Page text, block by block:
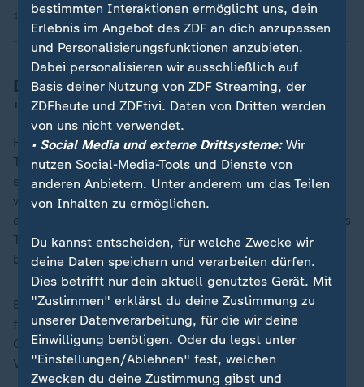
18.01.2026 | 0:26 min
Das sagen Kritiker zu Trumps
"Friedensrat"
Hauptpunkt der generellen Kritik an den Plänen
Trumps ist, dass der "Friedensrat" vollständig auf
seine Person zugeschnitten ist. Mitglied kann nur
werden, wer vom Vorsitzenden - also Donald Trump -
eingeladen wird. Festgeschrieben wird außerdem, dass
Trump die Befugnis hat, einen Nachfolger zu
benennen.
Ein Ersatz des Vorsitzenden könne nur "durch
freiwilligen Rücktritt oder aufgrund von
Geschäftsunfähigkeit erfolgen", wenn dies vom
Vorstand einstimmig beschlossen werde.
bestimmten Interaktionen ermöglicht uns, dein
Erlebnis im Angebot des ZDF an dich anzupassen
und Personalisierungsfunktionen anzubieten.
Dabei personalisieren wir ausschließlich auf
Basis deiner Nutzung von ZDF Streaming, der
ZDFheute und ZDFtivi. Daten von Dritten werden
von uns nicht verwendet.
• Social Media und externe Drittsysteme:Wir
nutzen Social-Media-Tools und Dienste von
anderen Anbietern. Unter anderem um das Teilen
von Inhalten zu ermöglichen.
Du kannst entscheiden, für welche Zwecke wir
deine Daten speichern und verarbeiten dürfen.
Dies betrifft nur dein aktuell genutztes Gerät. Mit
"Zustimmen" erklärst du deine Zustimmung zu
unserer Datenverarbeitung, für die wir deine
Einwilligung benötigen. Oder du legst unter
"Einstellungen/Ablehnen" fest, welchen
Zwecken du deine Zustimmung gibst und